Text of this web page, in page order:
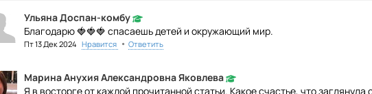
Ульяна Доспан-комбу
Благодарю 🍓🍓🍓 спасаешь детей и окружающий мир.
Пт 13 Дек 2024 Нравится • Ответить
Марина Анухия Александровна Яковлева
Я в восторге от каждой прочитанной статьи. Какое счастье, что заглянула